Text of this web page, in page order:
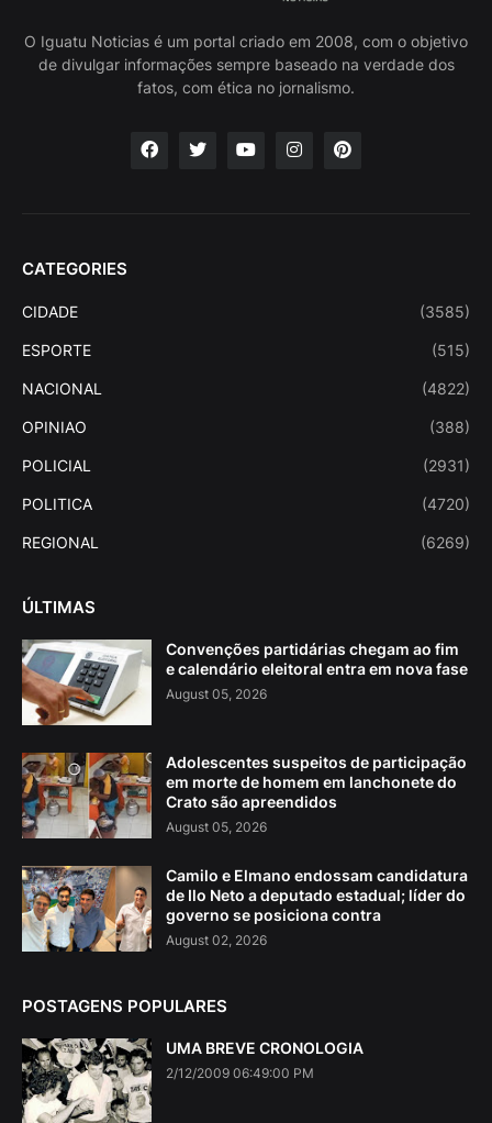
O Iguatu Noticias é um portal criado em 2008, com o objetivo
de divulgar informações sempre baseado na verdade dos
fatos, com ética no jornalismo.
CATEGORIES
CIDADE (3585)
ESPORTE (515)
NACIONAL (4822)
OPINIAO (388)
POLICIAL (2931)
POLITICA (4720)
REGIONAL (6269)
ÚLTIMAS
Convenções partidárias chegam ao fim
e calendário eleitoral entra em nova fase
August 05, 2026
Adolescentes suspeitos de participação
em morte de homem em lanchonete do
Crato são apreendidos
August 05, 2026
Camilo e Elmano endossam candidatura
de Ilo Neto a deputado estadual; líder do
governo se posiciona contra
August 02, 2026
POSTAGENS POPULARES
UMA BREVE CRONOLOGIA
2/12/2009 06:49:00 PM